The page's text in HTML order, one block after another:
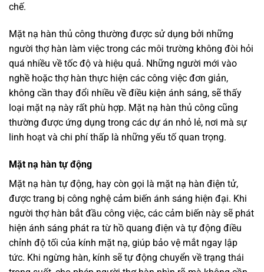
chế.
Mặt nạ hàn thủ công thường được sử dụng bởi những
người thợ hàn làm việc trong các môi trường không đòi hỏi
quá nhiều về tốc độ và hiệu quả. Những người mới vào
nghề hoặc thợ hàn thực hiện các công việc đơn giản,
không cần thay đổi nhiều về điều kiện ánh sáng, sẽ thấy
loại mặt nạ này rất phù hợp. Mặt nạ hàn thủ công cũng
thường được ứng dụng trong các dự án nhỏ lẻ, nơi mà sự
linh hoạt và chi phí thấp là những yếu tố quan trọng.
Mặt nạ hàn tự động
Mặt nạ hàn tự động, hay còn gọi là mặt nạ hàn điện tử,
được trang bị công nghệ cảm biến ánh sáng hiện đại. Khi
người thợ hàn bắt đầu công việc, các cảm biến này sẽ phát
hiện ánh sáng phát ra từ hồ quang điện và tự động điều
chỉnh độ tối của kính mặt nạ, giúp bảo vệ mắt ngay lập
tức. Khi ngừng hàn, kính sẽ tự động chuyển về trạng thái